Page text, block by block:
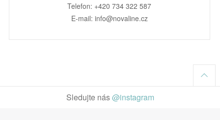
Telefon: +420 734 322 587
E-mail: info@novaline.cz
Sledujte nás@instagram